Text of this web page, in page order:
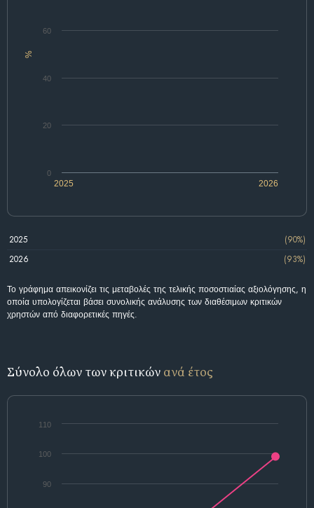
%
2025 2026
0
20
40
60
2025
(90%)
2026
(93%)
Το γράφημα απεικονίζει τις μεταβολές της τελικής ποσοστιαίας αξιολόγησης, η
οποία υπολογίζεται βάσει συνολικής ανάλυσης των διαθέσιμων κριτικών
χρηστών από διαφορετικές πηγές.
Σύνολο όλων των κριτικών ανά έτος
90
100
110